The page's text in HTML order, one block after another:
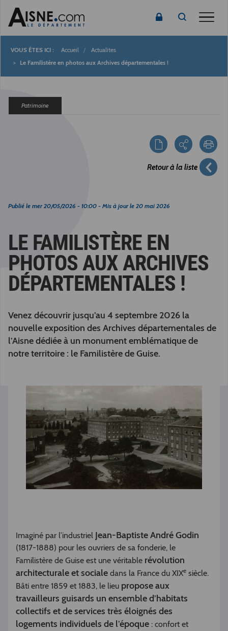
Fil
Accueil
Actualites
Le Familistère en photos aux Archives départementales !
Patrimoine
Retour à la liste
Publié le mer 20/05/2026 - 10:00 - Mis à jour le 20 mai 2026
LE FAMILISTÈRE EN
PHOTOS AUX ARCHIVES
DÉPARTEMENTALES !
Venez découvrir jusqu’au 4 septembre 2026 la
nouvelle exposition des Archives départementales de
l’Aisne dédiée à un monument emblématique de
notre territoire : le Familistère de Guise.
Imaginé par l’industriel Jean-Baptiste André Godin
(1817-1888) pour les ouvriers de sa fonderie, le
Familistère de Guise est une véritable révolution
architecturale et sociale dans la France du XIXe siècle.
Bâti entre 1859 et 1883, le lieu propose aux
travailleurs guisards un ensemble d’habitats
collectifs et de services très éloignés des
logements individuels de l’époque : confort et